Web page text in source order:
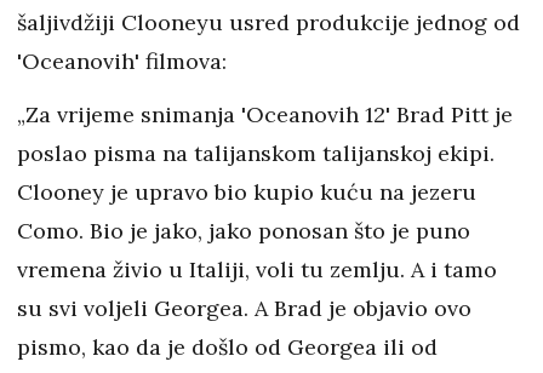
šaljivdžiji Clooneyu usred produkcije jednog od
'Oceanovih' filmova:
„Za vrijeme snimanja 'Oceanovih 12' Brad Pitt je
poslao pisma na talijanskom talijanskoj ekipi.
Clooney je upravo bio kupio kuću na jezeru
Como. Bio je jako, jako ponosan što je puno
vremena živio u Italiji, voli tu zemlju. A i tamo
su svi voljeli Georgea. A Brad je objavio ovo
pismo, kao da je došlo od Georgea ili od